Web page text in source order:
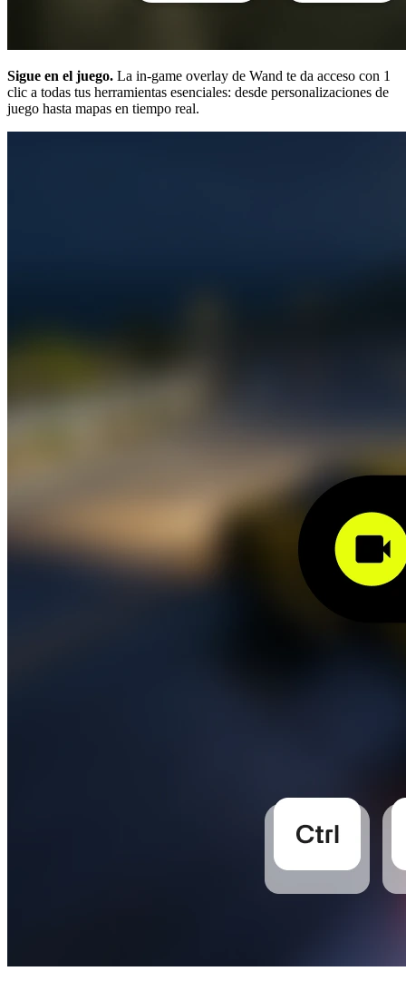
Sigue en el juego. La in-game overlay de Wand te da acceso con 1
clic a todas tus herramientas esenciales: desde personalizaciones de
juego hasta mapas en tiempo real.